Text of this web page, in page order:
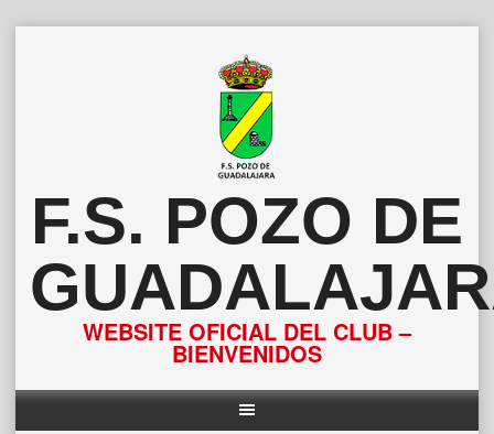
F.S. POZO DE
WEBSITE OFICIAL DEL CLUB –
BIENVENIDOS